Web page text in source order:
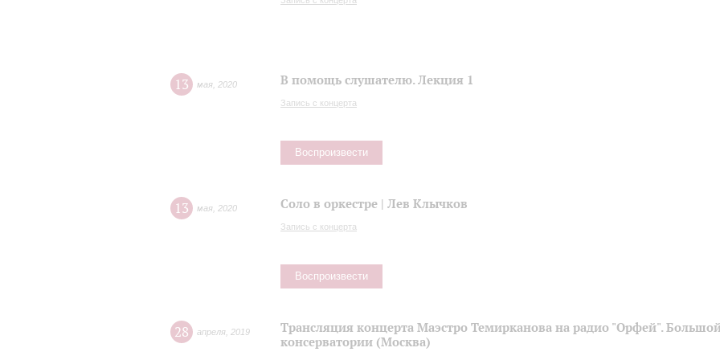
13 мая 2020 В помощь слушателю. Лекция 1
Запись с концерта
Воспроизвести
13 мая 2020 Соло в оркестре | Лев Клычков
Запись с концерта
Воспроизвести
28 апреля 2019
Трансляция концерта Маэстро Темирканова на радио "Орфей".
консерватории (Москва)